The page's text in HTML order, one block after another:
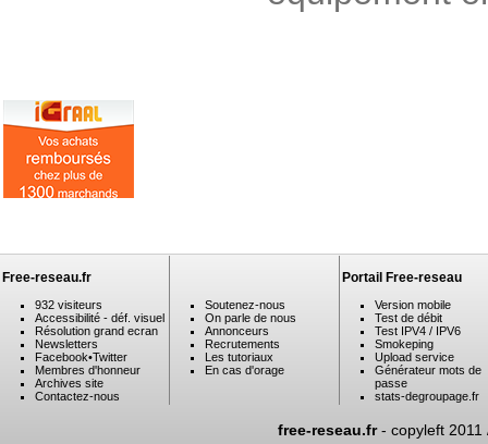
Free-reseau.fr
932 visiteurs
Accessibilité - déf. visuel
Résolution grand ecran
Newsletters
Facebook•Twitter
Membres d'honneur
Archives site
Contactez-nous
Soutenez-nous
On parle de nous
Annonceurs
Recrutements
Les tutoriaux
En cas d'orage
Portail Free-reseau
Version mobile
Test de débit
Test IPV4 / IPV6
Smokeping
Upload service
Générateur mots de
passe
stats-degroupage.fr
free-reseau.fr- copyleft 2011